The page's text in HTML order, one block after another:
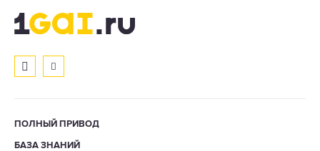
ПОЛНЫЙ ПРИВОД
БАЗА ЗНАНИЙ